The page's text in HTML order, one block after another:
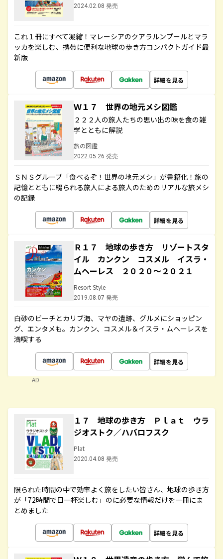
2024.02.08 発売
これ１冊にすべて凝縮！マレーシアのクアラルンプールとマラ
ッカを楽しむ、携帯に便利な地球の歩き方コンパクトガイド最
新版
詳細を見る
Ｗ１７ 世界の地元メシ図鑑
２２２人の旅人たちの思い出の味を食の雑
学とともに解説
旅の図鑑
2022.05.26 発売
ＳＮＳグループ「食べるぞ！世界の地元メシ」が書籍化！旅の
記憶とともに綴られる旅人による旅人のためのリアルな旅メシ
の記録
詳細を見る
Ｒ１７ 地球の歩き方 リゾートスタ
イル カンクン コスメル イスラ・
ムヘーレス ２０２０～２０２１
Resort Style
2019.08.07 発売
白砂のビーチとカリブ海、マヤの遺跡、グルメにショッピン
グ、エンタメも。カンクン、コスメル＆イスラ・ムヘーレスを
満喫する
詳細を見る
AD
１７ 地球の歩き方 Ｐｌａｔ ウラ
ジオストク／ハバロフスク
Plat
2020.04.08 発売
限られた時間の中で効率よく旅をしたい皆さん、地球の歩き方
が「72時間で目一杯楽しむ」のに必要な情報だけを一冊にま
とめました
詳細を見る